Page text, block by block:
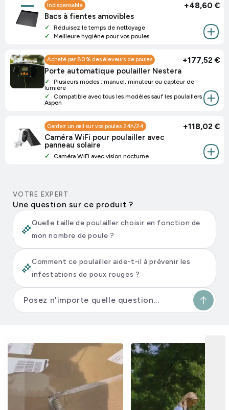
Indispensable
Bacs à fientes amovibles
Réduisez le temps de nettoyage
Meilleure hygiène pour vos poules
+48,60 €
Acheté par 80 % des éleveurs de poules
Porte automatique poulailler Nestera
Plusieurs modes : manuel, minuteur ou capteur de
lumière
Compatible avec tous les modèles sauf les poulaillers
Aspen
+177,52 €
Gardez un œil sur vos poules 24h/24
Caméra WiFi pour poulailler avec
panneau solaire
Caméra WiFi avec vision nocturne
+118,02 €
VOTRE EXPERT
Une question sur ce produit ?
Quelle taille de poulailler choisir en fonction de
mon nombre de poule ?
Comment ce poulailler aide-t-il à prévenir les
infestations de poux rouges ?